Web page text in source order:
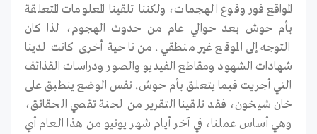
المواقع فور وقوع الهجمات، ولكننا تلقينا المعلومات المتعلقة
بأم حوش بعد حوالي عام من حدوث الهجوم، لذا كان
التوجه إلى الموقع غير منطقي. من ناحية أخرى كانت لدينا
شهادات الشهود ومقاطع الفيديو والصور ودراسات القذائف
التي أجريت فيما يتعلق بأم حوش. نفس الوضع ينطبق على
خان شيخون، فقد تلقينا التقرير من لجنة تقصي الحقائق،
وهي أساس عملنا، في آخر أيام شهر يونيو من هذا العام أي